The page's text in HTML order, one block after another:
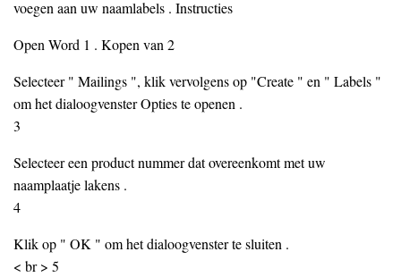
voegen aan uw naamlabels . Instructies
Open Word 1 . Kopen van 2
Selecteer " Mailings ", klik vervolgens op "Create " en " Labels "
om het dialoogvenster Opties te openen .
3
Selecteer een product nummer dat overeenkomt met uw
naamplaatje lakens .
4
Klik op " OK " om het dialoogvenster te sluiten .
< br > 5